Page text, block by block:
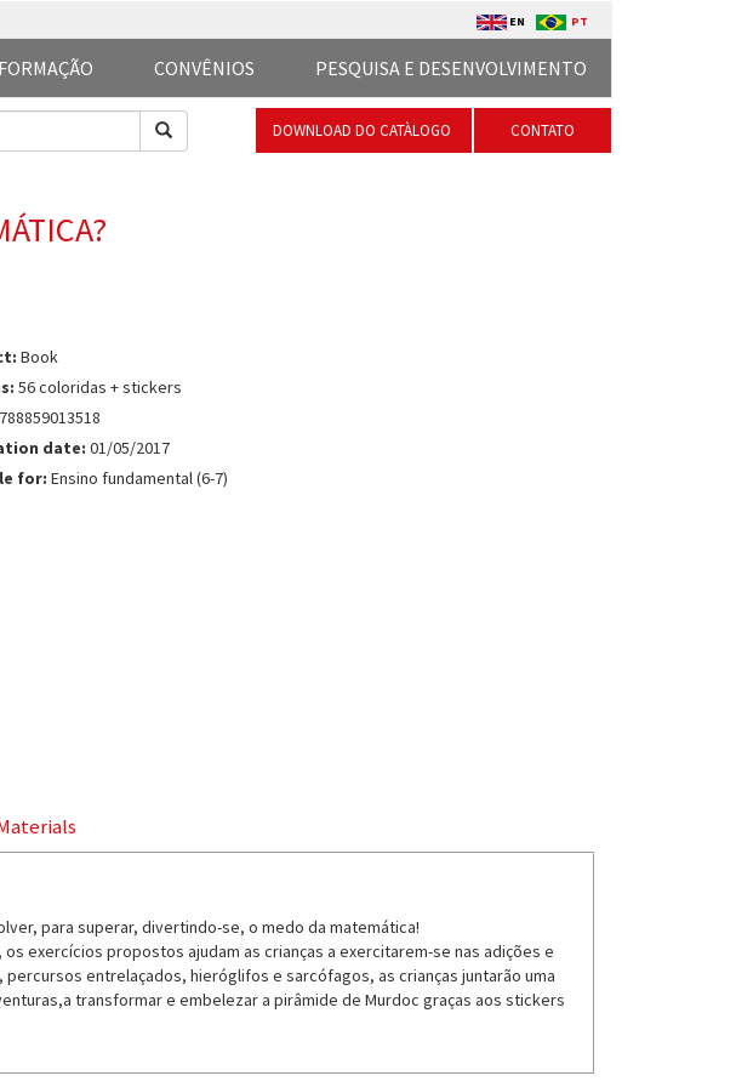
EN PT
PESQUISA E DESENVOLVIMENTO
CONVÊNIOS
FORMAÇÃO
DOWNLOAD DO CATÀLOGO CONTATO
Book
56 coloridas + stickers
date: 01/05/2017
for: Ensino fundamental (6-7)
para superar, divertindo-se, o medo da matemática!
exercícios propostos ajudam as crianças a exercitarem-se nas adições e
entrelaçados, hieróglifos e sarcófagos, as crianças juntarão uma
transformar e embelezar a pirâmide de Murdoc graças aos stickers